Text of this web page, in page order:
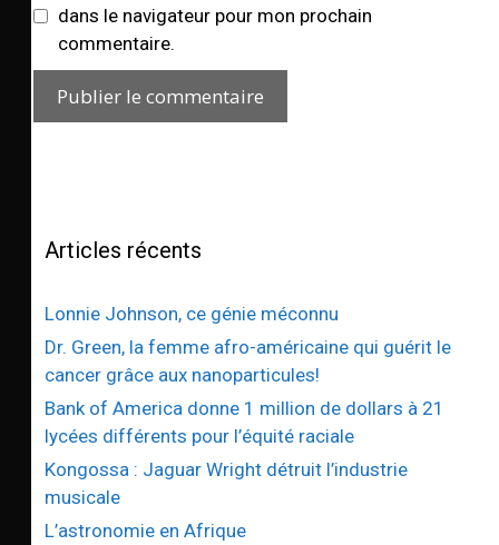
dans le navigateur pour mon prochain
commentaire.
Articles récents
Lonnie Johnson, ce génie méconnu
Dr. Green, la femme afro-américaine qui guérit le
cancer grâce aux nanoparticules!
Bank of America donne 1 million de dollars à 21
lycées différents pour l’équité raciale
Kongossa : Jaguar Wright détruit l’industrie
musicale
L’astronomie en Afrique